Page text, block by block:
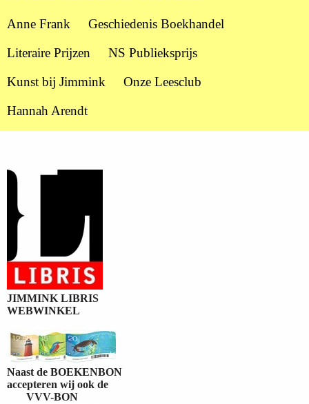
Anne Frank
Geschiedenis Boekhandel
Literaire Prijzen
NS Publieksprijs
Kunst bij Jimmink
Onze Leesclub
Hannah Arendt
JIMMINK LIBRIS
WEBWINKEL
Naast de BOEKENBON
accepteren wij ook de
VVV-BON